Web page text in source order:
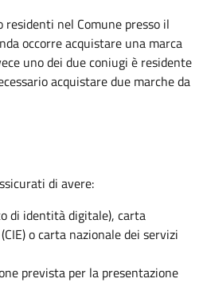
nel Comune presso il
occorre acquistare una marca
uno dei due coniugi è residente
acquistare due marche da
di avere:
di identità digitale), carta
o carta nazionale dei servizi
prevista per la presentazione